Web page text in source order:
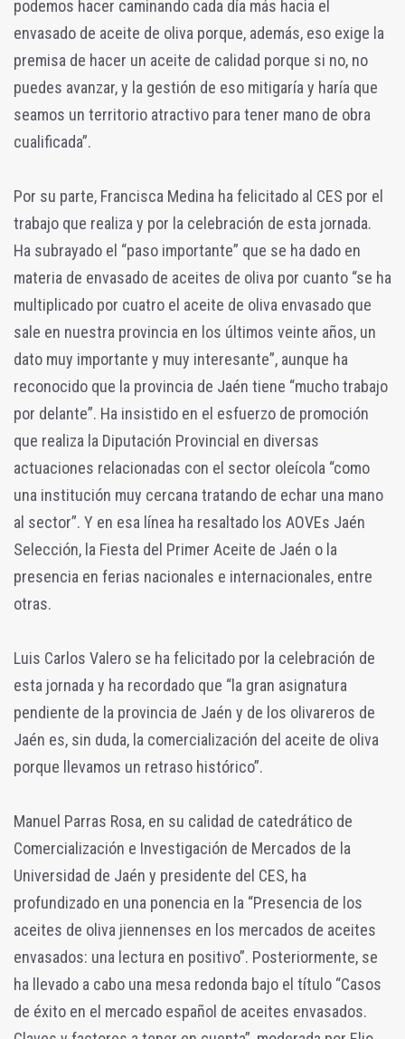
podemos hacer caminando cada día más hacia el
envasado de aceite de oliva porque, además, eso exige la
premisa de hacer un aceite de calidad porque si no, no
puedes avanzar, y la gestión de eso mitigaría y haría que
seamos un territorio atractivo para tener mano de obra
cualificada”.
Por su parte, Francisca Medina ha felicitado al CES por el
trabajo que realiza y por la celebración de esta jornada.
Ha subrayado el “paso importante” que se ha dado en
materia de envasado de aceites de oliva por cuanto “se ha
multiplicado por cuatro el aceite de oliva envasado que
sale en nuestra provincia en los últimos veinte años, un
dato muy importante y muy interesante”, aunque ha
reconocido que la provincia de Jaén tiene “mucho trabajo
por delante”. Ha insistido en el esfuerzo de promoción
que realiza la Diputación Provincial en diversas
actuaciones relacionadas con el sector oleícola “como
una institución muy cercana tratando de echar una mano
al sector”. Y en esa línea ha resaltado los AOVEs Jaén
Selección, la Fiesta del Primer Aceite de Jaén o la
presencia en ferias nacionales e internacionales, entre
otras.
Luis Carlos Valero se ha felicitado por la celebración de
esta jornada y ha recordado que “la gran asignatura
pendiente de la provincia de Jaén y de los olivareros de
Jaén es, sin duda, la comercialización del aceite de oliva
porque llevamos un retraso histórico”.
Manuel Parras Rosa, en su calidad de catedrático de
Comercialización e Investigación de Mercados de la
Universidad de Jaén y presidente del CES, ha
profundizado en una ponencia en la “Presencia de los
aceites de oliva jiennenses en los mercados de aceites
envasados: una lectura en positivo”. Posteriormente, se
ha llevado a cabo una mesa redonda bajo el título “Casos
de éxito en el mercado español de aceites envasados.